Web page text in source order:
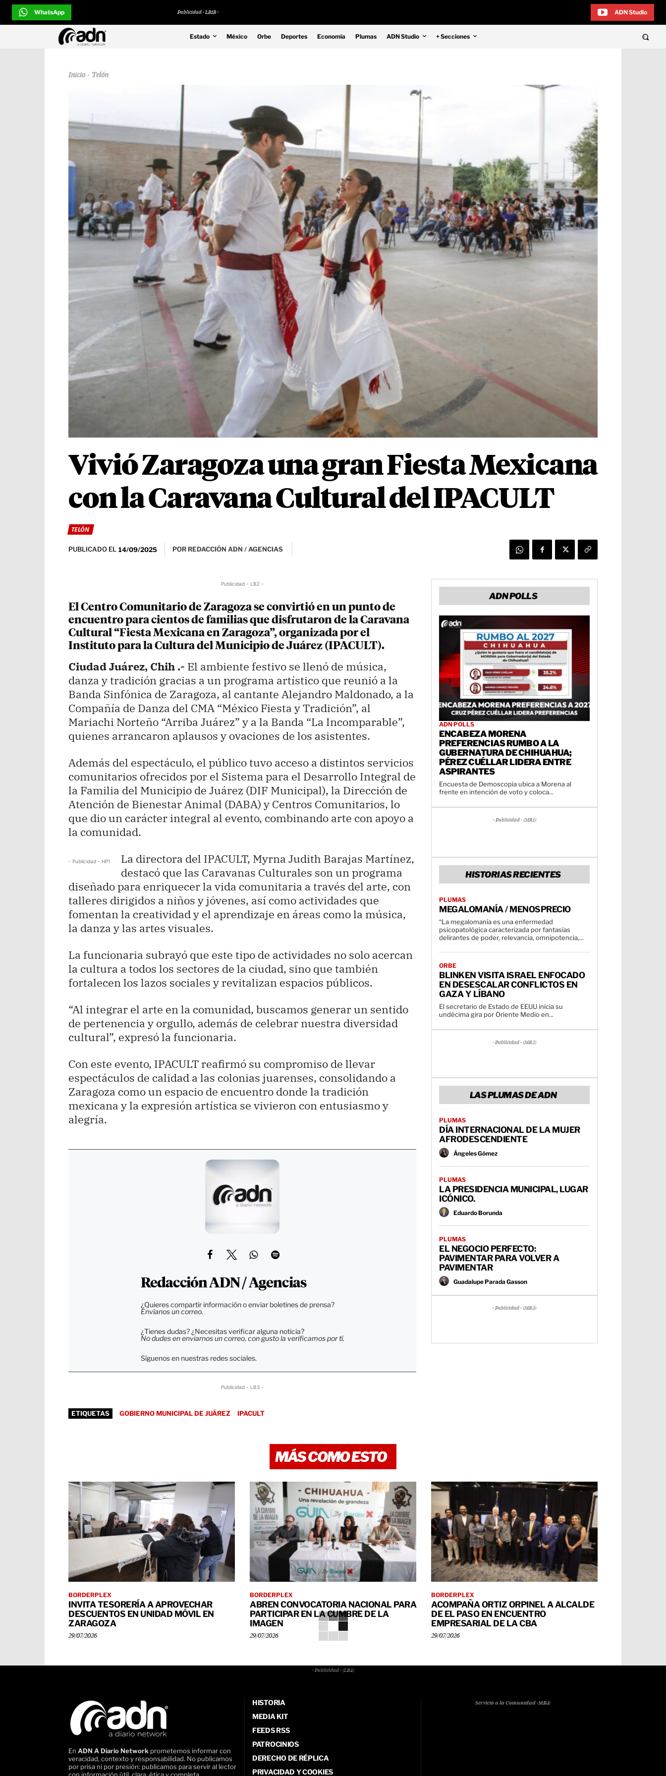
WhatsApp Publicidad - LB1B - ADN Studio
Estado México Orbe Deportes Economía Plumas ADN Studio + Secciones
Inicio Telón
Vivió Zaragoza una gran Fiesta Mexicana
con la Caravana Cultural del IPACULT
TELÓN
PUBLICADO EL 14/09/2025 POR REDACCIÓN ADN / AGENCIAS
Publicidad - LB2 -
El Centro Comunitario de Zaragoza se convirtió en un punto de
encuentro para cientos de familias que disfrutaron de la Caravana
Cultural “Fiesta Mexicana en Zaragoza”, organizada por el
Instituto para la Cultura del Municipio de Juárez (IPACULT).
Ciudad Juárez, Chih .- El ambiente festivo se llenó de música,
danza y tradición gracias a un programa artístico que reunió a la
Banda Sinfónica de Zaragoza, al cantante Alejandro Maldonado, a la
Compañía de Danza del CMA “México Fiesta y Tradición”, al
Mariachi Norteño “Arriba Juárez” y a la Banda “La Incomparable”,
quienes arrancaron aplausos y ovaciones de los asistentes.
Además del espectáculo, el público tuvo acceso a distintos servicios
comunitarios ofrecidos por el Sistema para el Desarrollo Integral de
la Familia del Municipio de Juárez (DIF Municipal), la Dirección de
Atención de Bienestar Animal (DABA) y Centros Comunitarios, lo
que dio un carácter integral al evento, combinando arte con apoyo a
la comunidad.
- Publicidad - HP1
La directora del IPACULT, Myrna Judith Barajas Martínez,
destacó que las Caravanas Culturales son un programa
diseñado para enriquecer la vida comunitaria a través del arte, con
talleres dirigidos a niños y jóvenes, así como actividades que
fomentan la creatividad y el aprendizaje en áreas como la música,
la danza y las artes visuales.
La funcionaria subrayó que este tipo de actividades no solo acercan
la cultura a todos los sectores de la ciudad, sino que también
fortalecen los lazos sociales y revitalizan espacios públicos.
“Al integrar el arte en la comunidad, buscamos generar un sentido
de pertenencia y orgullo, además de celebrar nuestra diversidad
cultural”, expresó la funcionaria.
Con este evento, IPACULT reafirmó su compromiso de llevar
espectáculos de calidad a las colonias juarenses, consolidando a
Zaragoza como un espacio de encuentro donde la tradición
mexicana y la expresión artística se vivieron con entusiasmo y
alegría.
Redacción ADN / Agencias
¿Quieres compartir información o enviar boletines de prensa?
Envíanos un correo.
¿Tienes dudas? ¿Necesitas verificar alguna noticia?
No dudes en enviarnos un correo, con gusto la verificamos por tí.
Síguenos en nuestras redes sociales.
Publicidad - LB3 -
ETIQUETAS GOBIERNO MUNICIPAL DE JUÁREZ IPACULT
ADN POLLS
ADN POLLS
ENCABEZA MORENA
PREFERENCIAS RUMBO A LA
GUBERNATURA DE CHIHUAHUA;
PÉREZ CUÉLLAR LIDERA ENTRE
ASPIRANTES
Encuesta de Demoscopia ubica a Morena al
frente en intención de voto y coloca...
- Publicidad - (MR1)
HISTORIAS RECIENTES
PLUMAS
MEGALOMANÍA / MENOSPRECIO
“La megalomanía es una enfermedad
psicopatológica caracterizada por fantasías
delirantes de poder, relevancia, omnipotencia,...
ORBE
BLINKEN VISITA ISRAEL ENFOCADO
EN DESESCALAR CONFLICTOS EN
GAZA Y LÍBANO
El secretario de Estado de EEUU inicia su
undécima gira por Oriente Medio en...
- Publicidad - (MR2)
LAS PLUMAS DE ADN
PLUMAS
DÍA INTERNACIONAL DE LA MUJER
AFRODESCENDIENTE
Ángeles Gómez
PLUMAS
LA PRESIDENCIA MUNICIPAL, LUGAR
ICÓNICO.
Eduardo Borunda
PLUMAS
EL NEGOCIO PERFECTO:
PAVIMENTAR PARA VOLVER A
PAVIMENTAR
Guadalupe Parada Gasson
- Publicidad - (MR3)
MÁS COMO ESTO
BORDERPLEX
INVITA TESORERÍA A APROVECHAR
DESCUENTOS EN UNIDAD MÓVIL EN
ZARAGOZA
29/07/2026
BORDERPLEX
ABREN CONVOCATORIA NACIONAL PARA
PARTICIPAR EN LA CUMBRE DE LA
IMAGEN
29/07/2026
BORDERPLEX
ACOMPAÑA ORTIZ ORPINEL A ALCALDE
DE EL PASO EN ENCUENTRO
EMPRESARIAL DE LA CBA
29/07/2026
- Publicidad - (LB4)
En ADN A Diario Network prometemos informar con
veracidad, contexto y responsabilidad. No publicamos
por prisa ni por presión: publicamos para servir al lector
con información útil, clara, ética y completa.
HISTORIA
MEDIA KIT
FEEDS RSS
PATROCINIOS
DERECHO DE RÉPLICA
PRIVACIDAD Y COOKIES
Servicio a la Comunidad -MR4-